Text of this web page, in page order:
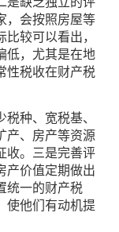
，会按照房屋等
较可以看出，
低，尤其是在地
性税收在财产税
种、宽税基、
产、房产等资源
收。三是完善评
产价值定期做出
统一的财产税
使他们有动机提